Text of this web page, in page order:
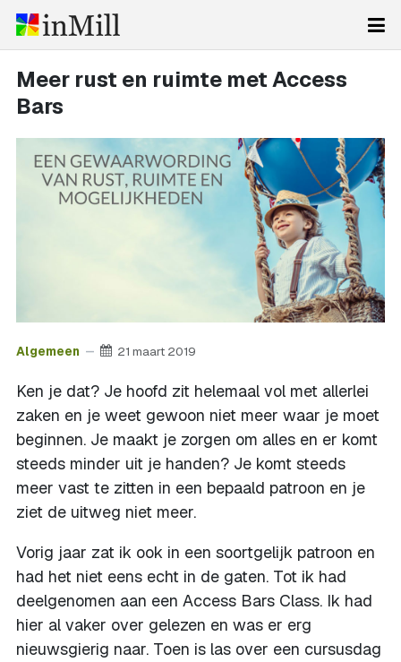
Meer rust en ruimte met Access
Bars
Algemeen 21 maart 2019
Ken je dat? Je hoofd zit helemaal vol met allerlei
zaken en je weet gewoon niet meer waar je moet
beginnen. Je maakt je zorgen om alles en er komt
steeds minder uit je handen? Je komt steeds
meer vast te zitten in een bepaald patroon en je
ziet de uitweg niet meer.
Vorig jaar zat ik ook in een soortgelijk patroon en
had het niet eens echt in de gaten. Tot ik had
deelgenomen aan een Access Bars Class. Ik had
hier al vaker over gelezen en was er erg
nieuwsgierig naar. Toen is las over een cursusdag